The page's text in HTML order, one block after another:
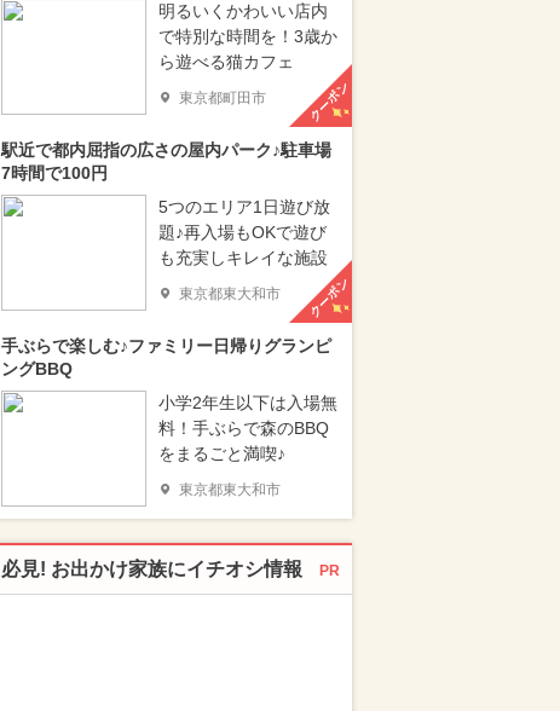
明るいくかわいい店内
で特別な時間を！3歳か
ら遊べる猫カフェ
東京都町田市 クーポン
駅近で都内屈指の広さの屋内パーク♪駐車場
7時間で100円
5つのエリア1日遊び放
題♪再入場もOKで遊び
も充実しキレイな施設
東京都東大和市 クーポン
手ぶらで楽しむ♪ファミリー日帰りグランピ
ングBBQ
小学2年生以下は入場無
料！手ぶらで森のBBQ
をまるごと満喫♪
東京都東大和市
必見! お出かけ家族にイチオシ情報 PR